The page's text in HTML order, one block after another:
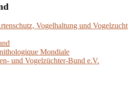
Vogelhaltung und Vogelzucht
Mondiale
und Vogelzüchter-Bund e.V.